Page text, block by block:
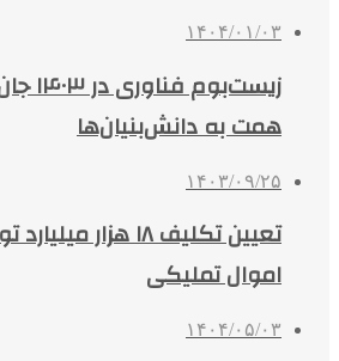
۱۴۰۴/۰۱/۰۳
همت به دانش‌بنیان‌ها
۱۴۰۳/۰۹/۲۵
تعیین تکلیف ۱۸ هزار
اموال تملیکی
۱۴۰۴/۰۵/۰۳